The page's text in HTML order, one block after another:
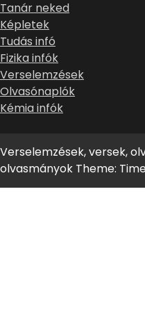
Tanár neked
Képletek
Tudás infó
Fizika infók
Verselemzések
Olvasónaplók
Kémia infók
Verselemzések, versek,
olvasmányok Theme: